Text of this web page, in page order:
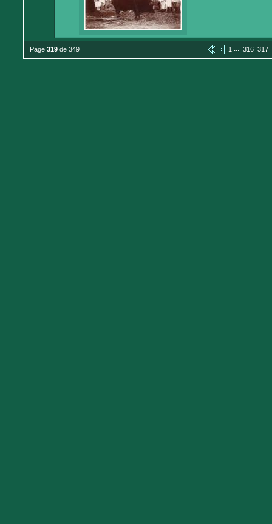
Page 319 de 349 1 ... 316 317